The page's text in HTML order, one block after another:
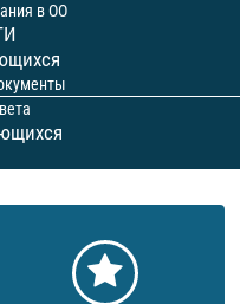
в ОО